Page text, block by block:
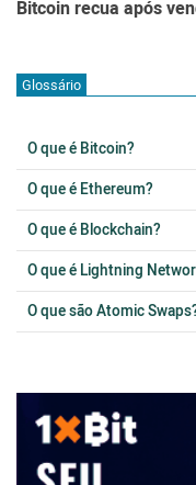
Bitcoin recua após
Glossário
O que é Bitcoin?
O que é Ethereum?
O que é Blockchain?
O que é Lightning
O que são Atomic